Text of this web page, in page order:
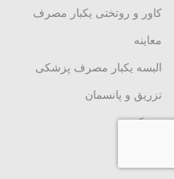
کاور و روتختی یکبار مصرف
معاینه
البسه یکبار مصرف پزشکی
تزریق و پانسمان
دستکش